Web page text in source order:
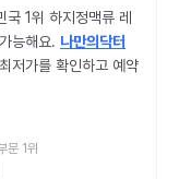
1위 하지정맥류 레
능해요. 나만의닥터
저가를 확인하고 예약
문 1위